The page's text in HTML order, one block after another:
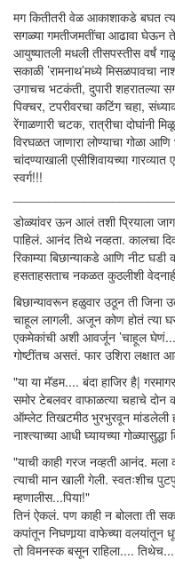
मग कितीतरी वेळ आकाशाकडे बघत त्या
सगळ्या गमतीजमतींचा आढावा घेऊन
आयुष्यातली मधली तीसपस्तीस वर्षं
सकाळी ’रामनाथ’मध्ये मिसळपावचा
उगाचच भटकंती, दुपारी शहरातल्या
पिक्चर, टपरीवरचा कटिंग चहा,
रेंगाळणारी चटक, रात्रीचा दोघांनी
विरघळत जाणारा लोण्याचा गोळा
चांदण्याखाली एसीशिवायच्या
स्वर्ग!!!
डोळ्यांवर ऊन आलं तशी प्रियाला
पाहिलं. आनंद तिथे नव्हता. कालचा
रिकाम्या बिछान्याकडे आणि नीट
हसताहसताच नकळत कुठलीशी
बिछान्यावरून हळुवार उठून ती
चाहूल लागली. अजून कोण होतं त्या
एकमेकांची अशी आवर्जून ’चाहूल
गोष्टींतच असतं. फार उशिरा लक्षात
"या या मॅडम.... बंदा हाजिर है|
समोर टेबलवर वाफाळत्या चहाचे
ऑम्लेट तिखटमीठ भुरभुरवून मांडलेली
नाश्त्याच्या आधी घ्यायच्या
"याची काही गरज नव्हती आनंद. मला
त्याची मान खाली गेली. स्वतःशीच
म्हणालीस...पिया!"
तिनं ऐकलं. पण काही न बोलता ती
कपांतून निघणार्‍या वाफेच्या वलयांतून
तो विमनस्क बसून राहिला....